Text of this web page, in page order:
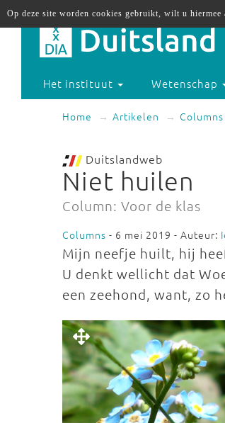
Het instituut Wetenschap
Home Artikelen Columns
Duitslandweb
Niet huilen
Column: Voor de klas
Columns - 6 mei 2019 - Auteur:
Mijn neefje huilt, hij
U denkt wellicht dat
een zeehond, want, zo
Op deze site worden cookies gebruikt, wilt u hiermee